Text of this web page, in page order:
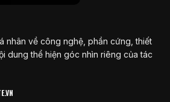
nhân về công nghệ, phần cứng, thiết
dung thể hiện góc nhìn riêng của tác